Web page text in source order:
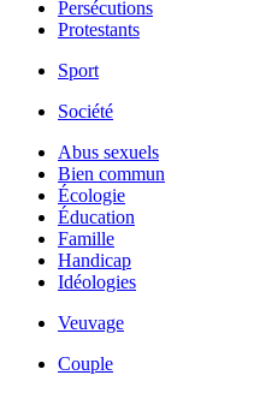
Persécutions
Protestants
Sport
Société
Abus sexuels
Bien commun
Écologie
Éducation
Famille
Handicap
Idéologies
Veuvage
Couple